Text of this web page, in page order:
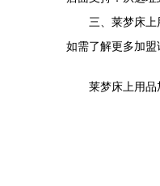
三、莱梦床
如需了解更多加
莱梦床上用品